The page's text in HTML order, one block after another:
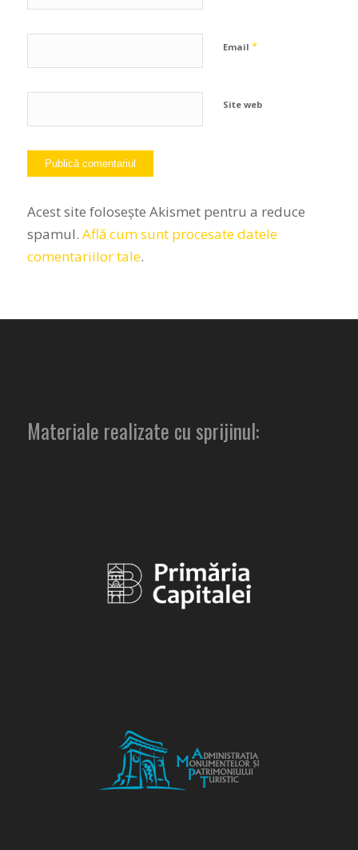
Email *
Site web
Acest site folosește Akismet pentru a reduce
spamul. Află cum sunt procesate datele
comentariilor tale.
Materiale realizate cu sprijinul: